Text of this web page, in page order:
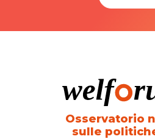
Osservatorio
sulle